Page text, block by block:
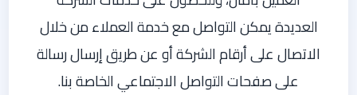
العديدة يمكن التواصل مع خدمة العملاء من خلال
الاتصال على أرقام الشركة أو عن طريق إرسال رسالة
على صفحات التواصل الاجتماعي الخاصة بنا.